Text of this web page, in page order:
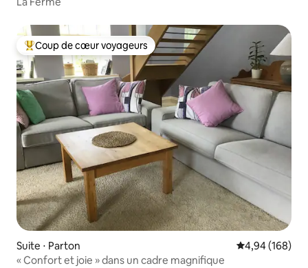
Coups de cœur voyageurs les plus appréciés
Coup de cœur voyageurs
Suite ⋅ Parton Évaluation
4,94 (168)
« Confort et joie » dans un cadre magnifique